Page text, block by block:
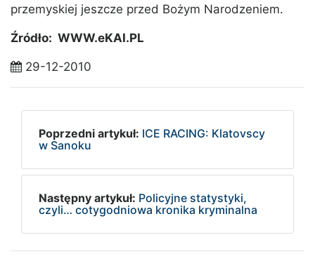
przemyskiej jeszcze przed Bożym Narodzeniem.
Źródło: WWW.eKAI.PL
29-12-2010
Poprzedni artykuł: ICE RACING: Klatovscy
w Sanoku
Następny artykuł: Policyjne statystyki,
czyli… cotygodniowa kronika kryminalna